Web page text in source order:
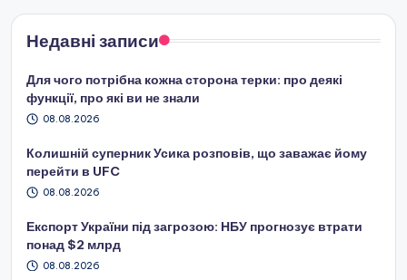
Недавні записи
Для чого потрібна кожна сторона терки: про деякі
функції, про які ви не знали
08.08.2026
Колишній суперник Усика розповів, що заважає йому
перейти в UFC
08.08.2026
Експорт України під загрозою: НБУ прогнозує втрати
понад $2 млрд
08.08.2026